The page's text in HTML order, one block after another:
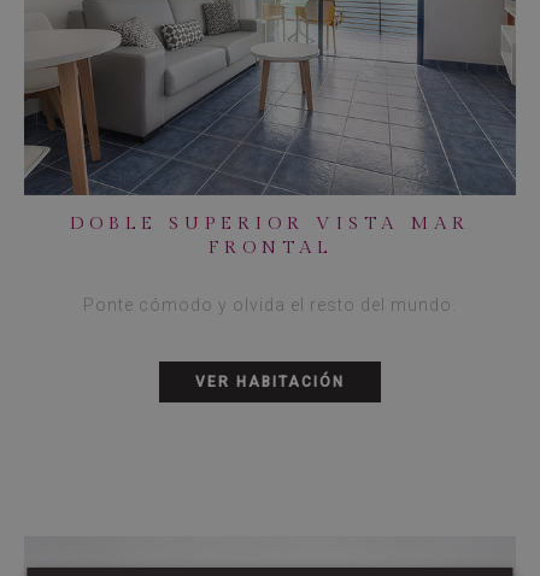
DOBLE SUPERIOR VISTA MAR
FRONTAL
Ponte cómodo y olvida el resto del mundo.
VER HABITACIÓN